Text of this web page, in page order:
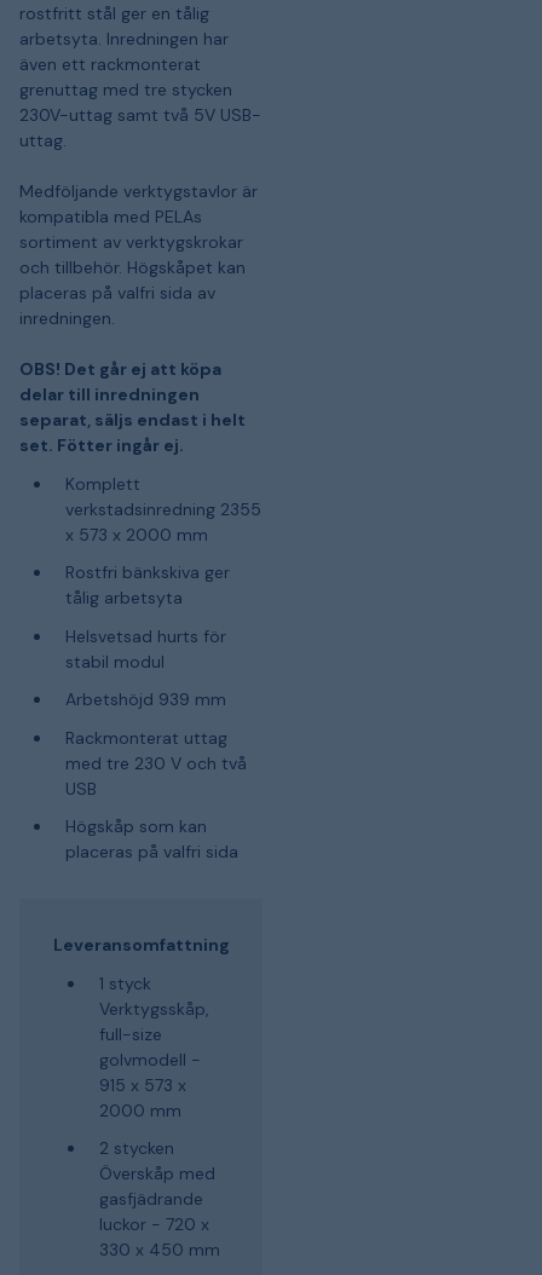
rostfritt stål ger en tålig
arbetsyta. Inredningen har
även ett rackmonterat
grenuttag med tre stycken
230V-uttag samt två 5V USB-
uttag.
Medföljande verktygstavlor är
kompatibla med PELAs
sortiment av verktygskrokar
och tillbehör. Högskåpet kan
placeras på valfri sida av
inredningen.
OBS! Det går ej att köpa
delar till inredningen
separat, säljs endast i helt
set. Fötter ingår ej.
Komplett
verkstadsinredning 2355
x 573 x 2000 mm
Rostfri bänkskiva ger
tålig arbetsyta
Helsvetsad hurts för
stabil modul
Arbetshöjd 939 mm
Rackmonterat uttag
med tre 230 V och två
USB
Högskåp som kan
placeras på valfri sida
Leveransomfattning
1 styck
Verktygsskåp,
full-size
golvmodell -
915 x 573 x
2000 mm
2 stycken
Överskåp med
gasfjädrande
luckor - 720 x
330 x 450 mm